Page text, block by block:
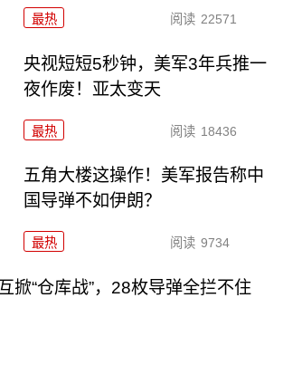
最热 阅读 22571
央视短短5秒钟，美军3年兵推一
夜作废！亚太变天
最热 阅读 18436
五角大楼这操作！美军报告称中
国导弹不如伊朗？
最热 阅读 9734
掀“仓库战”，28枚导弹全拦不住